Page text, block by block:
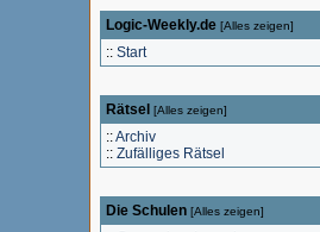
Logic-Weekly.de [Alles zeigen]
:: Start
Rätsel [Alles zeigen]
::Archiv
:: Zufälliges Rätsel
Die Schulen [Alles zeigen]